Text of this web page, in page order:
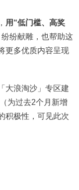
用“低门槛、高奖
纷纷献雕，也帮助这
更多优质内容呈现
大浪淘沙」专区建
为过去2个月新增
积极性，可见此次